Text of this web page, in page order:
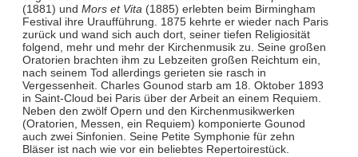
(1881) und Mors et Vita(1885) erlebten beim Birmingham
Festival ihre Uraufführung. 1875 kehrte er wieder nach Paris
zurück und wand sich auch dort, seiner tiefen Religiosität
folgend, mehr und mehr der Kirchenmusik zu. Seine großen
Oratorien brachten ihm zu Lebzeiten großen Reichtum ein,
nach seinem Tod allerdings gerieten sie rasch in
Vergessenheit. Charles Gounod starb am 18. Oktober 1893
in Saint-Cloud bei Paris über der Arbeit an einem Requiem.
Neben den zwölf Opern und den Kirchenmusikwerken
(Oratorien, Messen, ein Requiem) komponierte Gounod
auch zwei Sinfonien. Seine Petite Symphonie für zehn
Bläser ist nach wie vor ein beliebtes Repertoirestück.